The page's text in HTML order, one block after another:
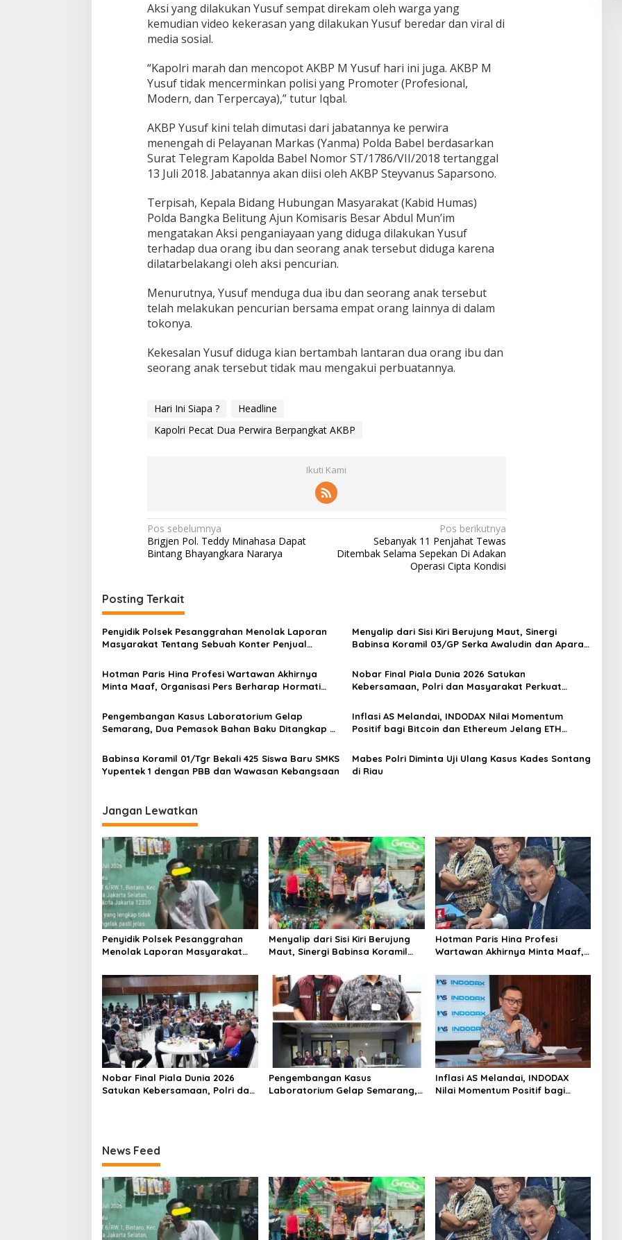
Aksi yang dilakukan Yusuf sempat direkam oleh warga yang
kemudian video kekerasan yang dilakukan Yusuf beredar dan viral di
media sosial.
“Kapolri marah dan mencopot AKBP M Yusuf hari ini juga. AKBP M
Yusuf tidak mencerminkan polisi yang Promoter (Profesional,
Modern, dan Terpercaya),” tutur Iqbal.
AKBP Yusuf kini telah dimutasi dari jabatannya ke perwira
menengah di Pelayanan Markas (Yanma) Polda Babel berdasarkan
Surat Telegram Kapolda Babel Nomor ST/1786/VII/2018 tertanggal
13 Juli 2018. Jabatannya akan diisi oleh AKBP Steyvanus Saparsono.
Terpisah, Kepala Bidang Hubungan Masyarakat (Kabid Humas)
Polda Bangka Belitung Ajun Komisaris Besar Abdul Mun’im
mengatakan Aksi penganiayaan yang diduga dilakukan Yusuf
terhadap dua orang ibu dan seorang anak tersebut diduga karena
dilatarbelakangi oleh aksi pencurian.
Menurutnya, Yusuf menduga dua ibu dan seorang anak tersebut
telah melakukan pencurian bersama empat orang lainnya di dalam
tokonya.
Kekesalan Yusuf diduga kian bertambah lantaran dua orang ibu dan
seorang anak tersebut tidak mau mengakui perbuatannya.
Hari Ini Siapa ?
Headline
Kapolri Pecat Dua Perwira Berpangkat AKBP
Ikuti Kami
N
a
i
g
a
s
i
p
s
Pos sebelumnya
Brigjen Pol. Teddy Minahasa Dapat
Bintang Bhayangkara Nararya
Pos berikutnya
Sebanyak 11 Penjahat Tewas
Ditembak Selama Sepekan Di Adakan
Operasi Cipta Kondisi
Posting Terkait
Penyidik Polsek Pesanggrahan Menolak Laporan
Masyarakat Tentang Sebuah Konter Penjual
Menyalip dari Sisi Kiri Berujung Maut, Sinergi
Babinsa Koramil 03/GP Serka Awaludin dan Aparat
Lalu Lintas di Kemanggisan
Hotman Paris Hina Profesi Wartawan Akhirnya
Minta Maaf, Organisasi Pers Berharap Hormati
Nobar Final Piala Dunia 2026 Satukan
Kebersamaan, Polri dan Masyarakat Perkuat
Pengembangan Kasus Laboratorium Gelap
Semarang, Dua Pemasok Bahan Baku Ditangkap di
Inflasi AS Melandai, INDODAX Nilai Momentum
Positif bagi Bitcoin dan Ethereum Jelang ETH
Babinsa Koramil 01/Tgr Bekali 425 Siswa Baru SMKS
Yupentek 1 dengan PBB dan Wawasan Kebangsaan
Mabes Polri Diminta Uji Ulang Kasus Kades Sontang
di Riau
Jangan Lewatkan
Penyidik Polsek Pesanggrahan
Menolak Laporan Masyarakat
Tramadol, Silahkan Lapor ke
Polres
Menyalip dari Sisi Kiri Berujung
Maut, Sinergi Babinsa Koramil
Aparat Tiga Pilar Bergerak
Cepat Tangani Kecelakaan Lalu
Lintas di Kemanggisan
Hotman Paris Hina Profesi
Wartawan Akhirnya Minta Maaf,
Hormati Profesi Wartawan
Nobar Final Piala Dunia 2026
Satukan Kebersamaan, Polri dan
Pengembangan Kasus
Laboratorium Gelap Semarang,
Inflasi AS Melandai, INDODAX
Nilai Momentum Positif bagi
News Feed